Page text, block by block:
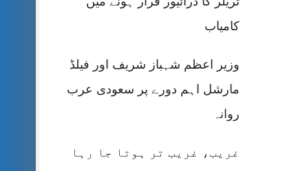
کامیاب
وزیر اعظم شہباز شریف اور فیلڈ
مارشل اہم دورے پر سعودی عرب
روانہ
غریب، غریب تر ہوتا جا رہا